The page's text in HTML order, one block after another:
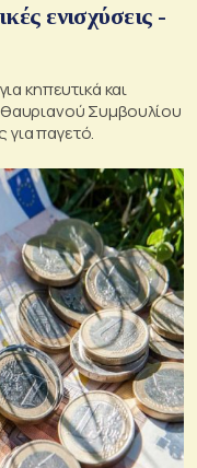
ενισχύσεις -
κηπευτικά και
Συμβουλίου
παγετό.